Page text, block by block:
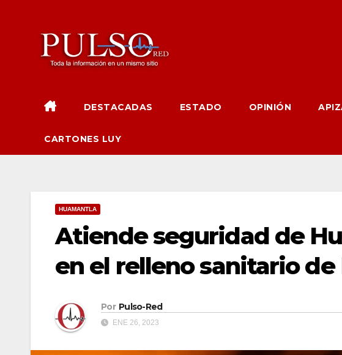
DESTACADAS ESTADO OPINIÓN
CARTONES LUY
HUAMANTLA
Atiende seguridad de
en el relleno sanitario
Por Pulso-Red
ENE 26, 2023